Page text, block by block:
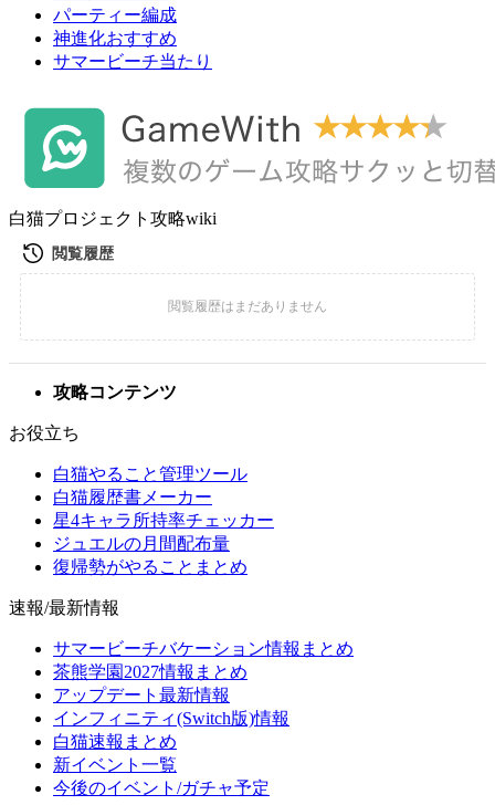
パーティー編成
神進化おすすめ
サマービーチ当たり
白猫プロジェクト攻略wiki
攻略コンテンツ
お役立ち
白猫やること管理ツール
白猫履歴書メーカー
星4キャラ所持率チェッカー
ジュエルの月間配布量
復帰勢がやることまとめ
速報/最新情報
サマービーチバケーション情報まとめ
茶熊学園2027情報まとめ
アップデート最新情報
インフィニティ(Switch版)情報
白猫速報まとめ
新イベント一覧
今後のイベント/ガチャ予定